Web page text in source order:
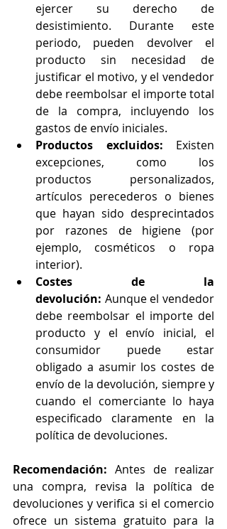
ejercer su derecho de
desistimiento. Durante este
periodo, pueden devolver el
producto sin necesidad de
justificar el motivo, y el vendedor
debe reembolsar el importe total
de la compra, incluyendo los
gastos de envío iniciales.
Productos excluidos: Existen
excepciones, como los
productos personalizados,
artículos perecederos o bienes
que hayan sido desprecintados
por razones de higiene (por
ejemplo, cosméticos o ropa
interior).
Costes de la
devolución: Aunque el vendedor
debe reembolsar el importe del
producto y el envío inicial, el
consumidor puede estar
obligado a asumir los costes de
envío de la devolución, siempre y
cuando el comerciante lo haya
especificado claramente en la
política de devoluciones.
Recomendación: Antes de realizar
una compra, revisa la política de
devoluciones y verifica si el comercio
ofrece un sistema gratuito para la